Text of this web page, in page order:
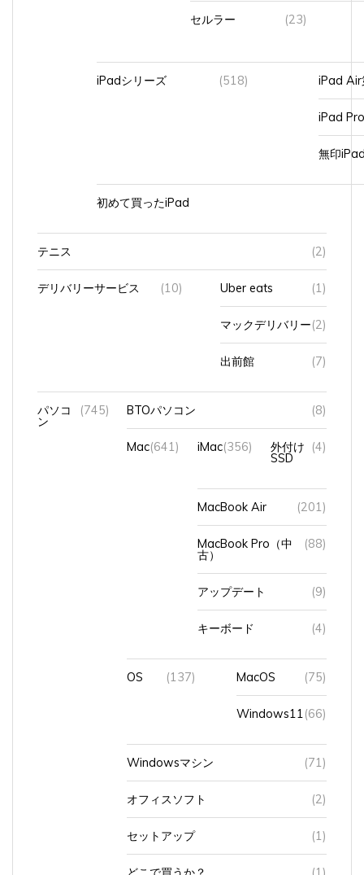
セルラー (23)
iPadシリーズ (518) iPad Air
iPad Pro
無印
初めて買ったiPad
テニス (2)
デリバリーサービス (10) Uber eats (1)
マックデリバリー (2)
出前館 (7)
パソコ
ン
(745) BTOパソコン (8)
Mac (641) iMac (356) 外付け
SSD
(4)
MacBook Air (201)
MacBook Pro（中
古）
(88)
アップデート (9)
キーボード (4)
OS (137) MacOS (75)
Windows11 (66)
Windowsマシン (71)
オフィスソフト (2)
セットアップ (1)
どこで買うか？ (1)